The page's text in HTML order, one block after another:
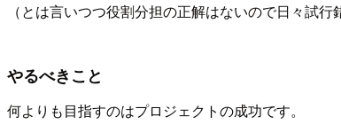
（とは言いつつ役割分担の正解はないので日々試行
やるべきこと
何よりも目指すのはプロジェクトの成功です。